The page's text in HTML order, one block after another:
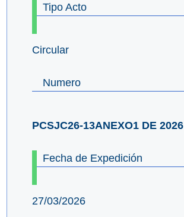
Tipo Acto
Circular
Numero
PCSJC26-13ANEXO1 DE 2026
Fecha de Expedición
27/03/2026